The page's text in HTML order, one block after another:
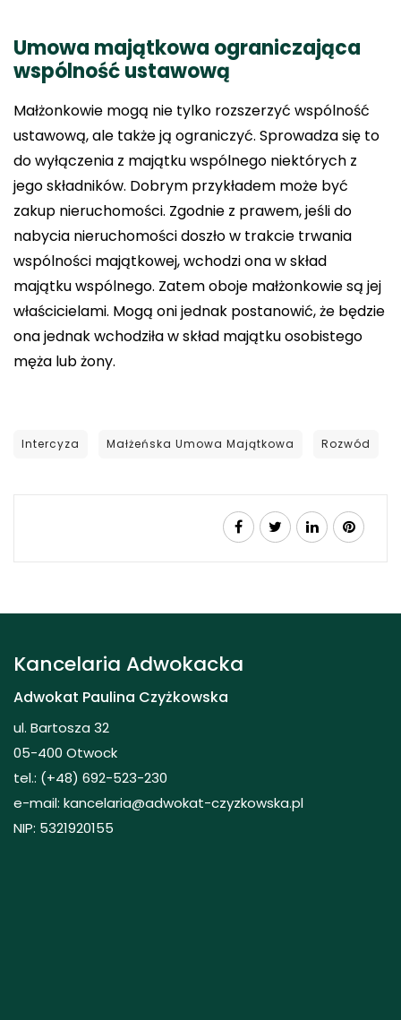
Umowa majątkowa ograniczająca
wspólność ustawową
Małżonkowie mogą nie tylko rozszerzyć wspólność
ustawową, ale także ją ograniczyć. Sprowadza się to
do wyłączenia z majątku wspólnego niektórych z
jego składników. Dobrym przykładem może być
zakup nieruchomości. Zgodnie z prawem, jeśli do
nabycia nieruchomości doszło w trakcie trwania
wspólności majątkowej, wchodzi ona w skład
majątku wspólnego. Zatem oboje małżonkowie są jej
właścicielami. Mogą oni jednak postanowić, że będzie
ona jednak wchodziła w skład majątku osobistego
męża lub żony.
Intercyza Małżeńska Umowa Majątkowa Rozwód
Kancelaria Adwokacka
Adwokat Paulina Czyżkowska
ul. Bartosza 32
05-400 Otwock
tel.: (+48) 692-523-230
e-mail: kancelaria@adwokat-czyzkowska.pl
NIP: 5321920155